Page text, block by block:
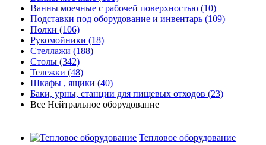
Ванны моечные с рабочей поверхностью (10)
Подставки под оборудование и инвентарь (109)
Полки (106)
Рукомойники (18)
Стеллажи (188)
Столы (342)
Тележки (48)
Шкафы , ящики (40)
Баки, урны, станции для пищевых отходов (23)
Все Нейтральное оборудование
Тепловое оборудование